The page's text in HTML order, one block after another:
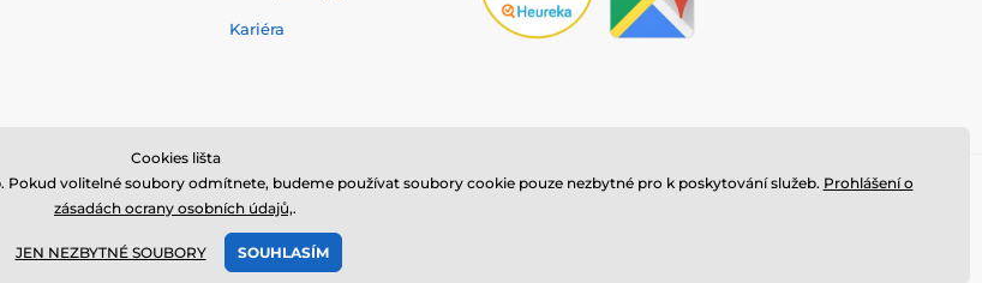
Kariéra
je registrovaná ochranná známka společnosti
Cookies lišta
volitelné soubory odmítnete, budeme používat soubory cookie pouze nezbytné pro k poskytování služeb. Prohlášení o
zásadách ocrany osobních údajů,.
JEN NEZBYTNÉ SOUBORY SOUHLASÍM